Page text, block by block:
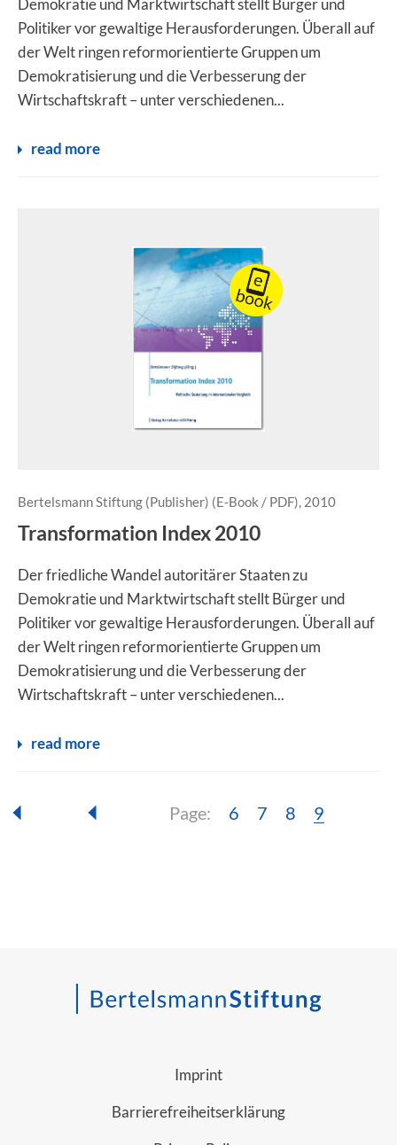
Demokratie und Marktwirtschaft stellt Bürger und
Politiker vor gewaltige Herausforderungen. Überall auf
der Welt ringen reformorientierte Gruppen um
Demokratisierung und die Verbesserung der
Wirtschaftskraft – unter verschiedenen...
read more
Bertelsmann Stiftung (Publisher) (E-Book / PDF), 2010
Transformation Index 2010
Der friedliche Wandel autoritärer Staaten zu
Demokratie und Marktwirtschaft stellt Bürger und
Politiker vor gewaltige Herausforderungen. Überall auf
der Welt ringen reformorientierte Gruppen um
Demokratisierung und die Verbesserung der
Wirtschaftskraft – unter verschiedenen...
read more
Page: Page:
6 Page:
7 Page:
8 Page:
9
Imprint
Barrierefreiheitserklärung